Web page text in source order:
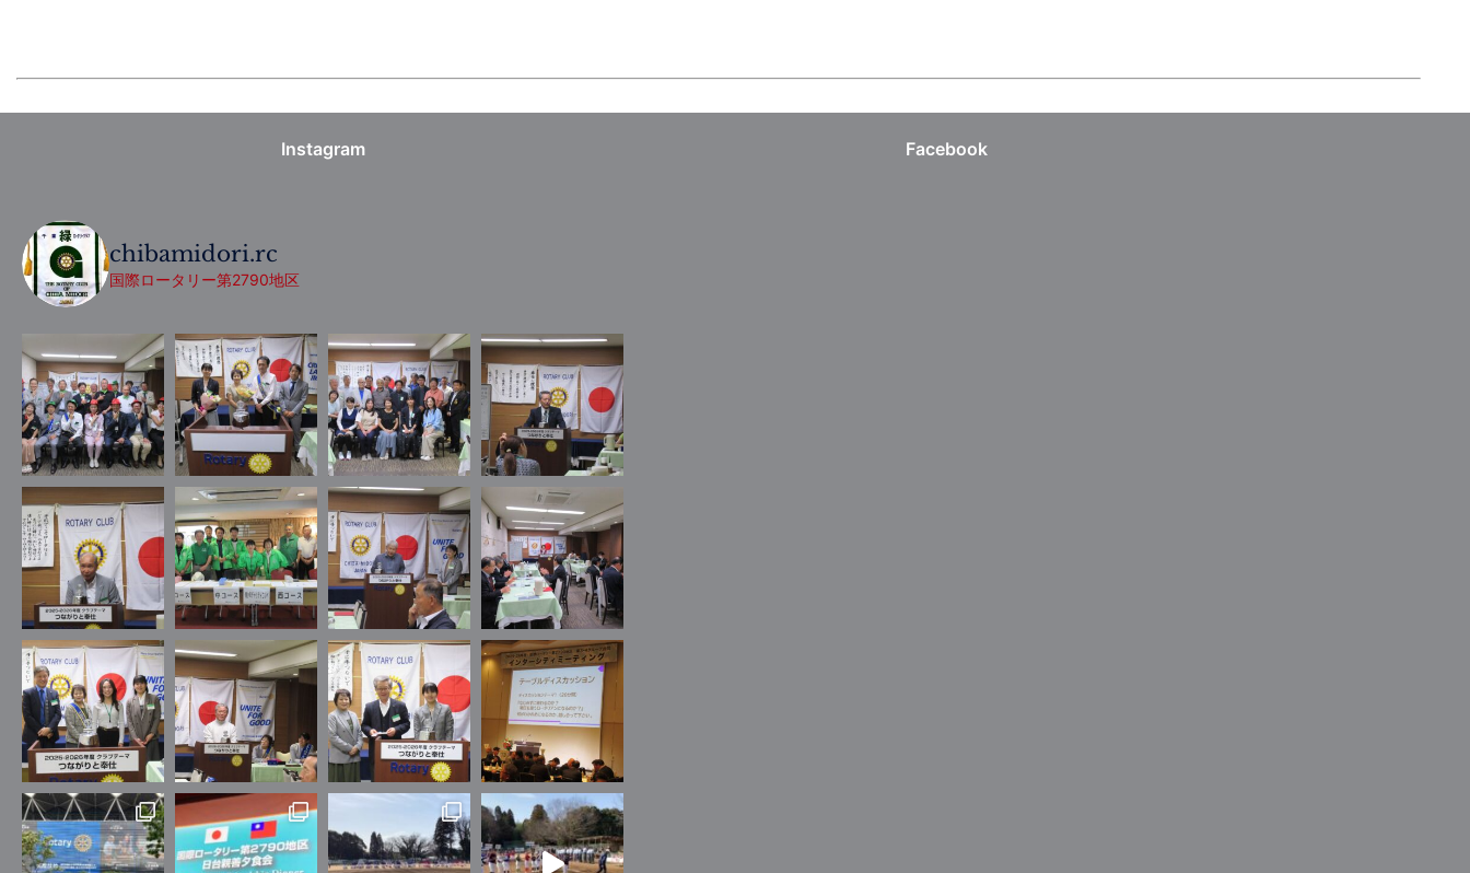
Instagram
chibamidori.rc
国際ロータリー第2790地区
Facebook